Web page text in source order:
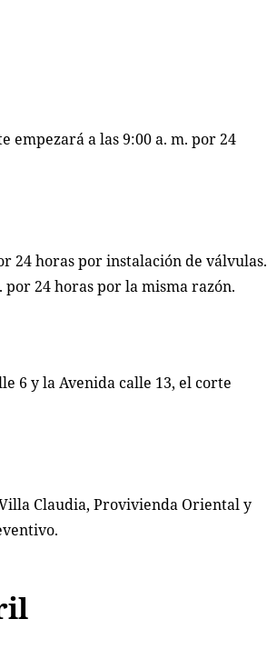
empezará a las 9:00 a. m. por 24
24 horas por instalación de válvulas.
por 24 horas por la misma razón.
6 y la Avenida calle 13, el corte
Claudia, Provivienda Oriental y